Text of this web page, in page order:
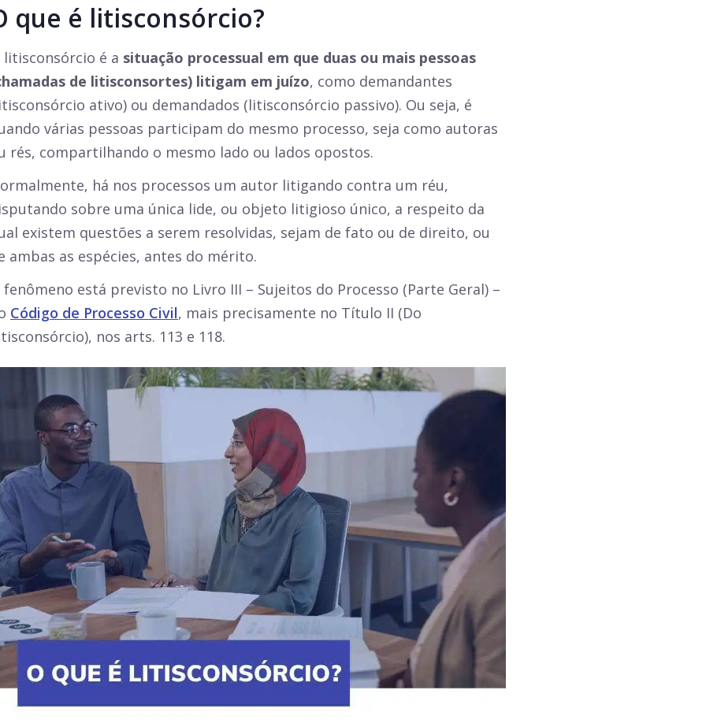
que é litisconsórcio?
litisconsórcio é a situação processual em que duas ou mais pessoas
de litisconsortes) litigam em juízo, como demandantes
ativo) ou demandados (litisconsórcio passivo). Ou seja, é
várias pessoas participam do mesmo processo, seja como autoras
rés, compartilhando o mesmo lado ou lados opostos.
há nos processos um autor litigando contra um réu,
sobre uma única lide, ou objeto litigioso único, a respeito da
existem questões a serem resolvidas, sejam de fato ou de direito, ou
ambas as espécies, antes do mérito.
fenômeno está previsto no Livro III – Sujeitos do Processo (Parte Geral) –
Código de Processo Civil, mais precisamente no Título II (Do
nos arts. 113 e 118.